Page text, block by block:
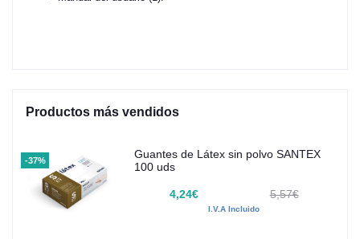
Productos más vendidos
-37%
Guantes de Látex sin polvo SANTEX
100 uds
4,24€ 5,57€
I.V.A Incluido